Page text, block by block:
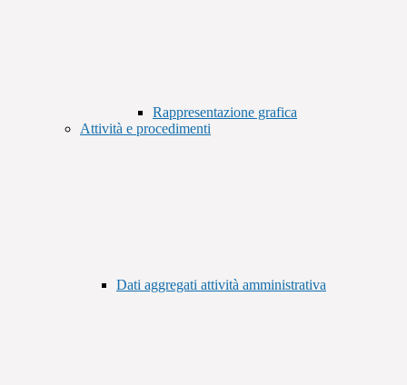
Rappresentazione grafica
Attività e procedimenti
Dati aggregati attività amministrativa